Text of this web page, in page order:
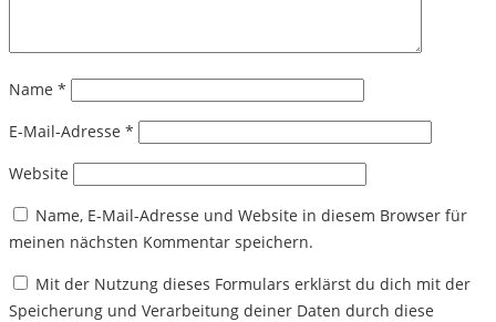
Name *
E-Mail-Adresse *
Website
Name, E-Mail-Adresse und Website in diesem Browser für
meinen nächsten Kommentar speichern.
Mit der Nutzung dieses Formulars erklärst du dich mit der
Speicherung und Verarbeitung deiner Daten durch diese